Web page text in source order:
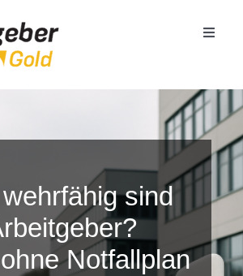
Toggle
sind
Notfallplan